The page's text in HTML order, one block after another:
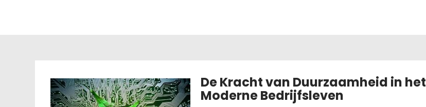
De Kracht van Duurzaamheid in het
Moderne Bedrijfsleven